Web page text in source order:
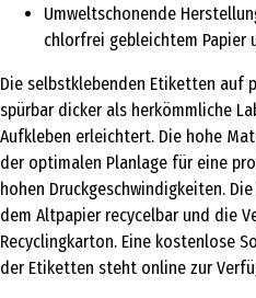
Umweltschonende
chlorfrei gebleichtem
Die selbstklebenden Etiketten auf
spürbar dicker als herkömmliche
Aufkleben erleichtert. Die hohe
der optimalen Planlage für eine
hohen Druckgeschwindigkeiten.
dem Altpapier recycelbar und die
Recyclingkarton. Eine kostenlose
der Etiketten steht online zur